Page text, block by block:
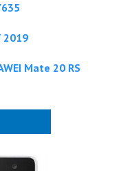
2019
Mate 20 RS